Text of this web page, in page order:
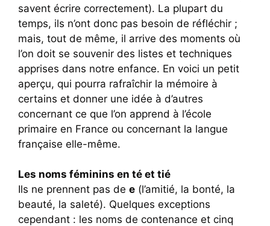
savent écrire correctement). La plupart du
temps, ils n’ont donc pas besoin de réfléchir ;
mais, tout de même, il arrive des moments où
l’on doit se souvenir des listes et techniques
apprises dans notre enfance. En voici un petit
aperçu, qui pourra rafraîchir la mémoire à
certains et donner une idée à d’autres
concernant ce que l’on apprend à l’école
primaire en France ou concernant la langue
française elle-même.
Les noms féminins en té et tié
Ils ne prennent pas de e (l’amitié, la bonté, la
beauté, la saleté). Quelques exceptions
cependant : les noms de contenance et cinq